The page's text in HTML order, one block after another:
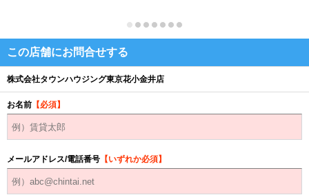
この店舗にお問合せする
株式会社タウンハウジング東京花小金井店
お名前 【必須】
メールアドレス/電話番号 【いずれか必須】